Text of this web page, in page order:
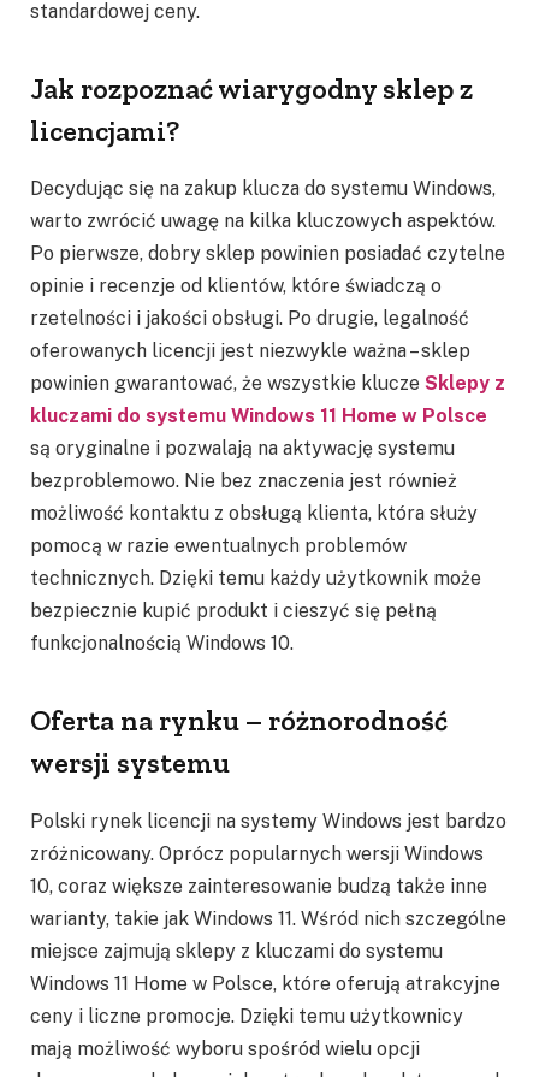
standardowej ceny.
Jak rozpoznać wiarygodny sklep z
licencjami?
Decydując się na zakup klucza do systemu Windows,
warto zwrócić uwagę na kilka kluczowych aspektów.
Po pierwsze, dobry sklep powinien posiadać czytelne
opinie i recenzje od klientów, które świadczą o
rzetelności i jakości obsługi. Po drugie, legalność
oferowanych licencji jest niezwykle ważna – sklep
powinien gwarantować, że wszystkie klucze Sklepy z
kluczami do systemu Windows 11 Home w Polsce
są oryginalne i pozwalają na aktywację systemu
bezproblemowo. Nie bez znaczenia jest również
możliwość kontaktu z obsługą klienta, która służy
pomocą w razie ewentualnych problemów
technicznych. Dzięki temu każdy użytkownik może
bezpiecznie kupić produkt i cieszyć się pełną
funkcjonalnością Windows 10.
Oferta na rynku – różnorodność
wersji systemu
Polski rynek licencji na systemy Windows jest bardzo
zróżnicowany. Oprócz popularnych wersji Windows
10, coraz większe zainteresowanie budzą także inne
warianty, takie jak Windows 11. Wśród nich szczególne
miejsce zajmują sklepy z kluczami do systemu
Windows 11 Home w Polsce, które oferują atrakcyjne
ceny i liczne promocje. Dzięki temu użytkownicy
mają możliwość wyboru spośród wielu opcji